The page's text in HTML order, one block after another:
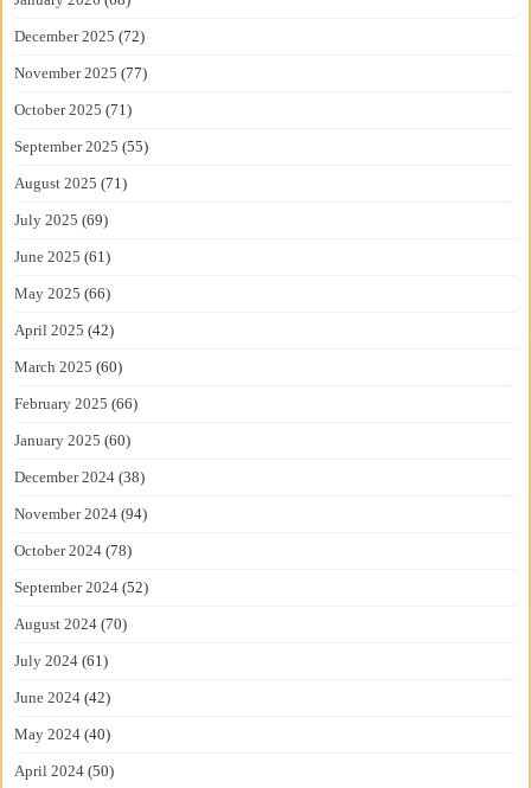
December 2025 (72)
November 2025 (77)
October 2025 (71)
September 2025 (55)
August 2025 (71)
July 2025 (69)
June 2025 (61)
May 2025 (66)
April 2025 (42)
March 2025 (60)
February 2025 (66)
January 2025 (60)
December 2024 (38)
November 2024 (94)
October 2024 (78)
September 2024 (52)
August 2024 (70)
July 2024 (61)
June 2024 (42)
May 2024 (40)
April 2024 (50)